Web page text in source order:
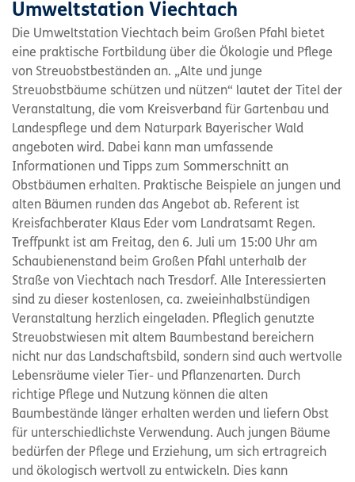
Umweltstation Viechtach
Die Umweltstation Viechtach beim Großen Pfahl bietet
eine praktische Fortbildung über die Ökologie und Pflege
von Streuobstbeständen an. „Alte und junge
Streuobstbäume schützen und nützen“ lautet der Titel der
Veranstaltung, die vom Kreisverband für Gartenbau und
Landespflege und dem Naturpark Bayerischer Wald
angeboten wird. Dabei kann man umfassende
Informationen und Tipps zum Sommerschnitt an
Obstbäumen erhalten. Praktische Beispiele an jungen und
alten Bäumen runden das Angebot ab. Referent ist
Kreisfachberater Klaus Eder vom Landratsamt Regen.
Treffpunkt ist am Freitag, den 6. Juli um 15:00 Uhr am
Schaubienenstand beim Großen Pfahl unterhalb der
Straße von Viechtach nach Tresdorf. Alle Interessierten
sind zu dieser kostenlosen, ca. zweieinhalbstündigen
Veranstaltung herzlich eingeladen. Pfleglich genutzte
Streuobstwiesen mit altem Baumbestand bereichern
nicht nur das Landschaftsbild, sondern sind auch wertvolle
Lebensräume vieler Tier- und Pflanzenarten. Durch
richtige Pflege und Nutzung können die alten
Baumbestände länger erhalten werden und liefern Obst
für unterschiedlichste Verwendung. Auch jungen Bäume
bedürfen der Pflege und Erziehung, um sich ertragreich
und ökologisch wertvoll zu entwickeln. Dies kann